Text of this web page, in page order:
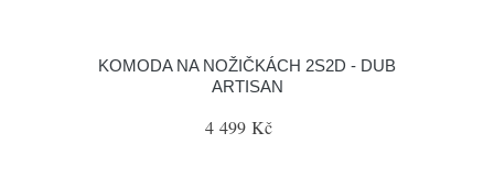
KOMODA NA NOŽIČKÁCH 2S2D - DUB
ARTISAN
4 499 Kč